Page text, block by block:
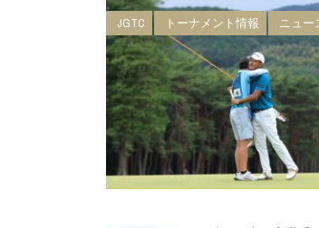
JGTC トーナメント情報 ニュー